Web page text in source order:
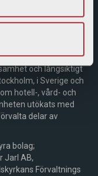
i
en stabil
och långsiktigt
i Sverige och
hotell-, vård- och
utökats med
delar av
bolag;
Jarl AB,
Förvaltnings